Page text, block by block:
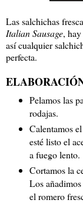
Las salchichas
Italian Sausage,
así cualquier
perfecta.
Pelamos las
rodajas.
Calentamos
esté listo el
a fuego lento.
Cortamos la
Los
el romero